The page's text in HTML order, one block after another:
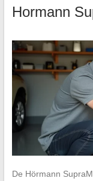
Hormann
De Hörmann